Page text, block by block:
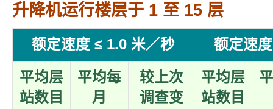
升降机运行楼层于 1 至 15 层
额定速度 ≤ 1.0 米／秒 额定速
平均层
站数目
平均每
月
较上次
调查变
平均层
站数目